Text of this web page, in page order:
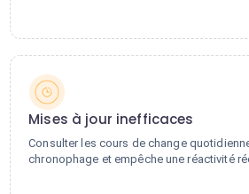
Mises à jour inefficaces
Consulter les cours de change
chronophage et empêche une réactivité